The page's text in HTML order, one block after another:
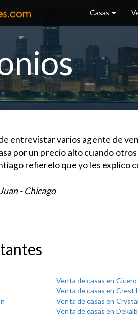
Casas
entrevistar varios agente de
por un precio alto cuando
refierelo que yo les explico
- Chicago
Venta de casas en Cicero
Venta de casas en Crest
Venta de casas en
Venta de casas en Dekalb